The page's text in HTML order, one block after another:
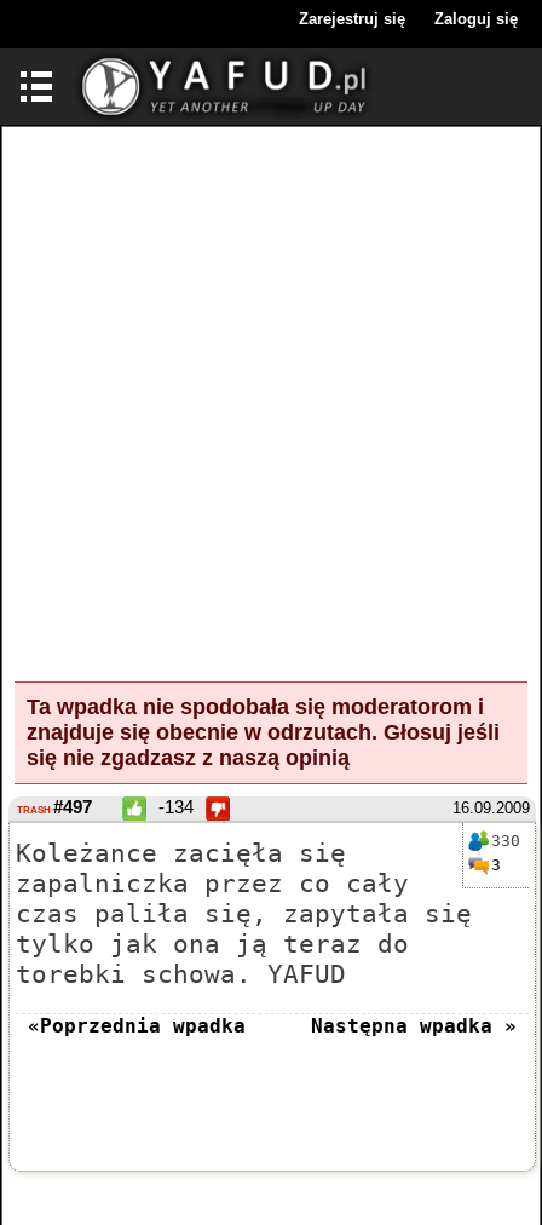
Zarejestruj się Zaloguj się
Ta wpadka nie spodobała się moderatorom i
znajduje się obecnie w odrzutach. Głosuj jeśli
się nie zgadzasz z naszą opinią
16.09.2009
TRASH #497 -134
330
3
Koleżance zacięła się
zapalniczka przez co cały
czas paliła się, zapytała się
tylko jak ona ją teraz do
torebki schowa. YAFUD
«Poprzednia wpadka Następna wpadka »